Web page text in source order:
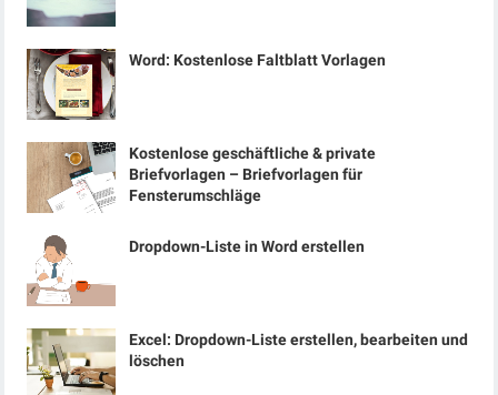
Word: Kostenlose Faltblatt Vorlagen
Kostenlose geschäftliche & private
Briefvorlagen – Briefvorlagen für
Fensterumschläge
Dropdown-Liste in Word erstellen
Excel: Dropdown-Liste erstellen, bearbeiten und
löschen